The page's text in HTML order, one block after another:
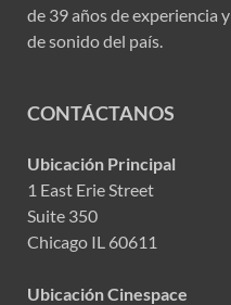
de 39 años de experiencia
de sonido del país.
CONTÁCTANOS
Ubicación Principal
1 East Erie Street
Suite 350
Chicago IL 60611
Ubicación Cinespace